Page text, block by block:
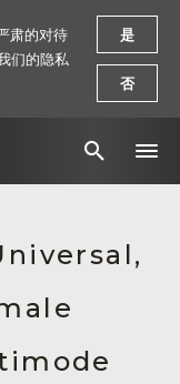
肃的对待
们的隐私
是
否